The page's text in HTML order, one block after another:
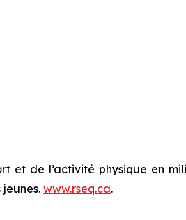
et de l’activité physique en
www.rseq.ca.